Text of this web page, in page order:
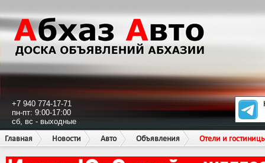
+7 940 774-17-71
пн-пт: 9:00-17:00
сб, вс - выходные
Главная
Новости Авто Объявления Отели и